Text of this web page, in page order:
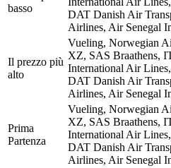
basso
DAT Danish Air
Airlines, Air Senegal
Il prezzo più
alto
Vueling, Norwegian
XZ, SAS Braathens,
International Air
DAT Danish Air
Airlines, Air Senegal
Prima
Partenza
Vueling, Norwegian
XZ, SAS Braathens,
International Air
DAT Danish Air
Airlines, Air Senegal